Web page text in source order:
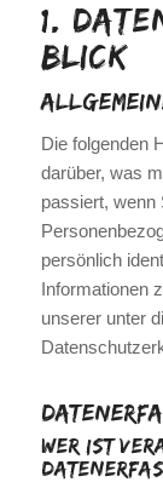
1.
Blick
Die folgenden
darüber, was
passiert, wenn
persönlich
Informationen
unserer unter
Wer ist